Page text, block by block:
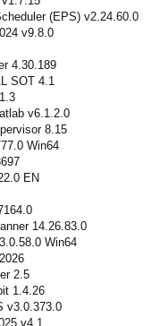
(EPS) v2.24.60.0
v9.8.0
4.30.189
SOT 4.1
v6.1.2.0
8.15
Win64
EN
14.26.83.0
Win64
2.5
1.4.26
v3.0.373.0
v4.1